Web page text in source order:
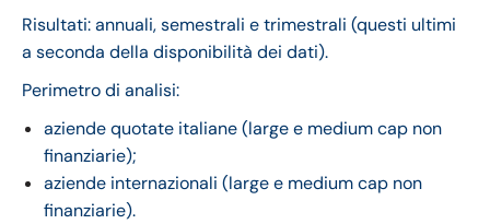
Risultati: annuali, semestrali e trimestrali (questi ultimi
a seconda della disponibilità dei dati).
Perimetro di analisi:
aziende quotate italiane (large e medium cap non
finanziarie);
aziende internazionali (large e medium cap non
finanziarie).